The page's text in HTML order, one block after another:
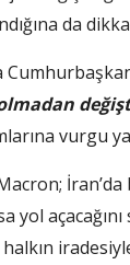
da
vurgu
yol